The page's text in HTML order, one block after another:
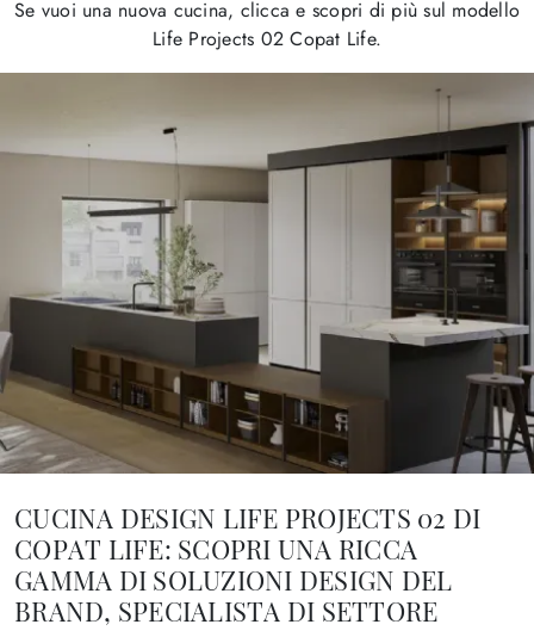
Se vuoi una nuova cucina, clicca e scopri di più sul modello
Life Projects 02 Copat Life.
CUCINA DESIGN LIFE PROJECTS 02 DI
COPAT LIFE: SCOPRI UNA RICCA
GAMMA DI SOLUZIONI DESIGN DEL
BRAND, SPECIALISTA DI SETTORE